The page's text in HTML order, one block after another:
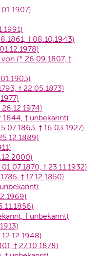
† 08.10.1943)
(* 26.09.1807, †
† 22.05.1873)
† unbekannt)
† 16.03.1927)
† 23.11.1932)
† 17.12.1850)
† unbekannt)
† 27.10.1878)